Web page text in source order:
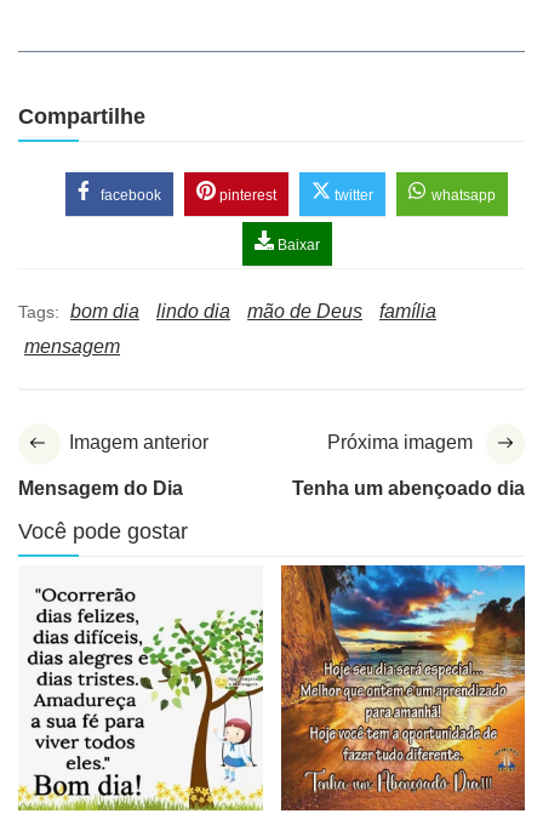
Compartilhe
facebook pinterest twitter whatsapp
Baixar
Tags: bom dia lindo dia mão de Deus
família
mensagem
Imagem anterior
Mensagem do Dia
Próxima imagem
Tenha um abençoado dia
Você pode gostar